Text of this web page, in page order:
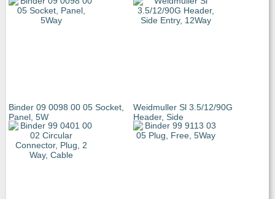
Binder 09 0098 00 05 Socket,
Panel, 5W
Weidmuller Sl 3.5/12/90G
Header, Side